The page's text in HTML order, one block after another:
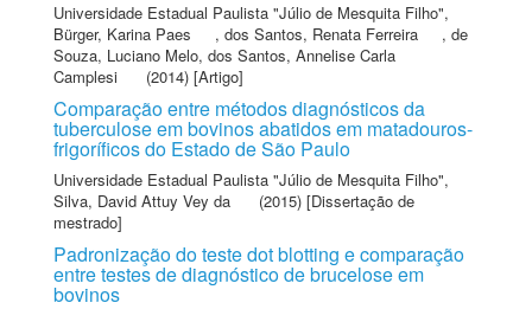
Universidade Estadual Paulista "Júlio de Mesquita Filho",
Bürger, Karina Paes
, dos Santos, Renata Ferreira , de
Souza, Luciano Melo, dos Santos, Annelise Carla
Camplesi
(2014) [Artigo]
Comparação entre métodos diagnósticos da
tuberculose em bovinos abatidos em matadouros-
frigoríficos do Estado de São Paulo
Universidade Estadual Paulista "Júlio de Mesquita Filho",
Silva, David Attuy Vey da
(2015) [Dissertação de
mestrado]
Padronização do teste dot blotting e comparação
entre testes de diagnóstico de brucelose em
bovinos